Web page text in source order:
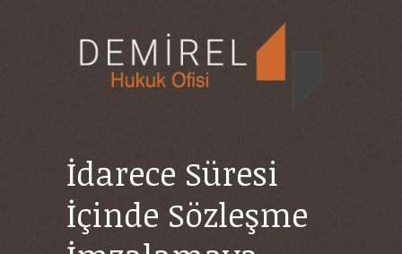
İdarece Süresi
İçinde Sözleşme